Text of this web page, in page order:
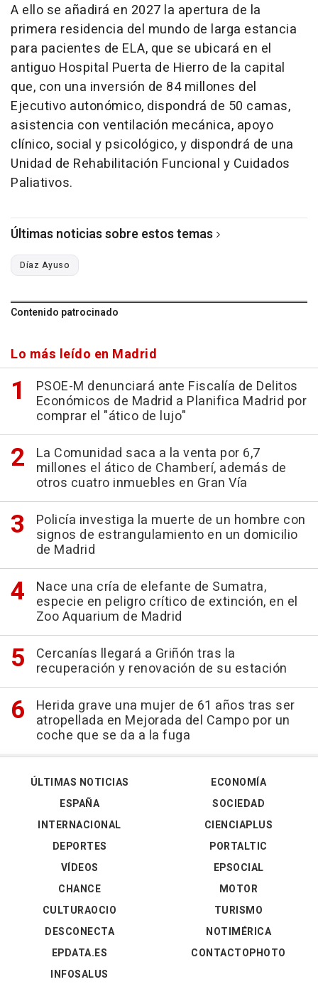
A ello se añadirá en 2027 la apertura de la
primera residencia del mundo de larga estancia
para pacientes de ELA, que se ubicará en el
antiguo Hospital Puerta de Hierro de la capital
que, con una inversión de 84 millones del
Ejecutivo autonómico, dispondrá de 50 camas,
asistencia con ventilación mecánica, apoyo
clínico, social y psicológico, y dispondrá de una
Unidad de Rehabilitación Funcional y Cuidados
Paliativos.
Últimas noticias sobre estos temas
Díaz Ayuso
Contenido patrocinado
Lo más leído en Madrid
PSOE-M denunciará ante Fiscalía de Delitos
Económicos de Madrid a Planifica Madrid por
comprar el "ático de lujo"
La Comunidad saca a la venta por 6,7
millones el ático de Chamberí, además de
otros cuatro inmuebles en Gran Vía
Policía investiga la muerte de un hombre con
signos de estrangulamiento en un domicilio
de Madrid
Nace una cría de elefante de Sumatra,
especie en peligro crítico de extinción, en el
Zoo Aquarium de Madrid
Cercanías llegará a Griñón tras la
recuperación y renovación de su estación
Herida grave una mujer de 61 años tras ser
atropellada en Mejorada del Campo por un
coche que se da a la fuga
ÚLTIMAS NOTICIAS
ESPAÑA
INTERNACIONAL
DEPORTES
VÍDEOS
ECONOMÍA
SOCIEDAD
CIENCIAPLUS
PORTALTIC
EPSOCIAL
CHANCE
CULTURAOCIO
DESCONECTA
EPDATA.ES
INFOSALUS
MOTOR
TURISMO
NOTIMÉRICA
CONTACTOPHOTO